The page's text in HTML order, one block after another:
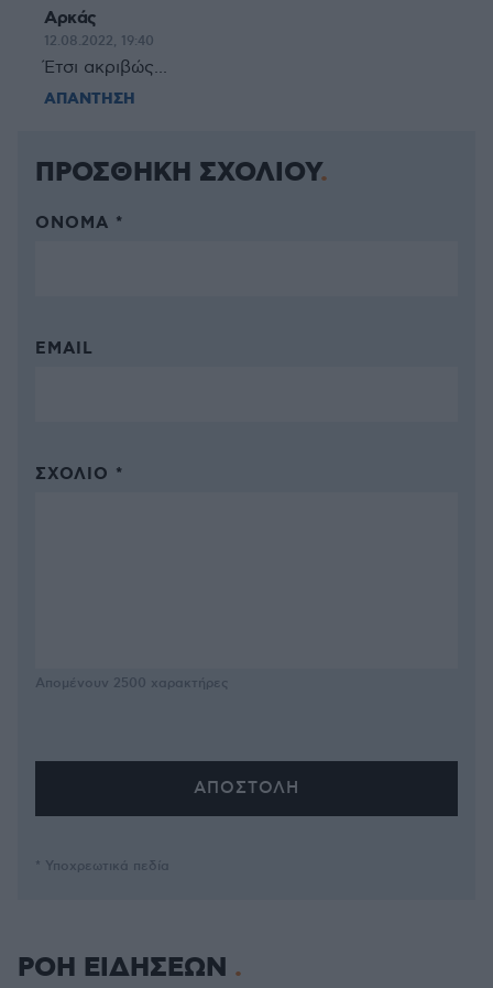
Αρκάς
12.08.2022, 19:40
Έτσι ακριβώς...
ΑΠΑΝΤΗΣΗ
ΠΡΟΣΘΗΚΗ ΣΧΟΛΙΟΥ
ΌΝΟΜΑ *
EMAIL
ΣΧΌΛΙΟ *
Απομένουν 2500 χαρακτήρες
* Υποχρεωτικά πεδία
ΡΟΗ ΕΙΔΗΣΕΩΝ